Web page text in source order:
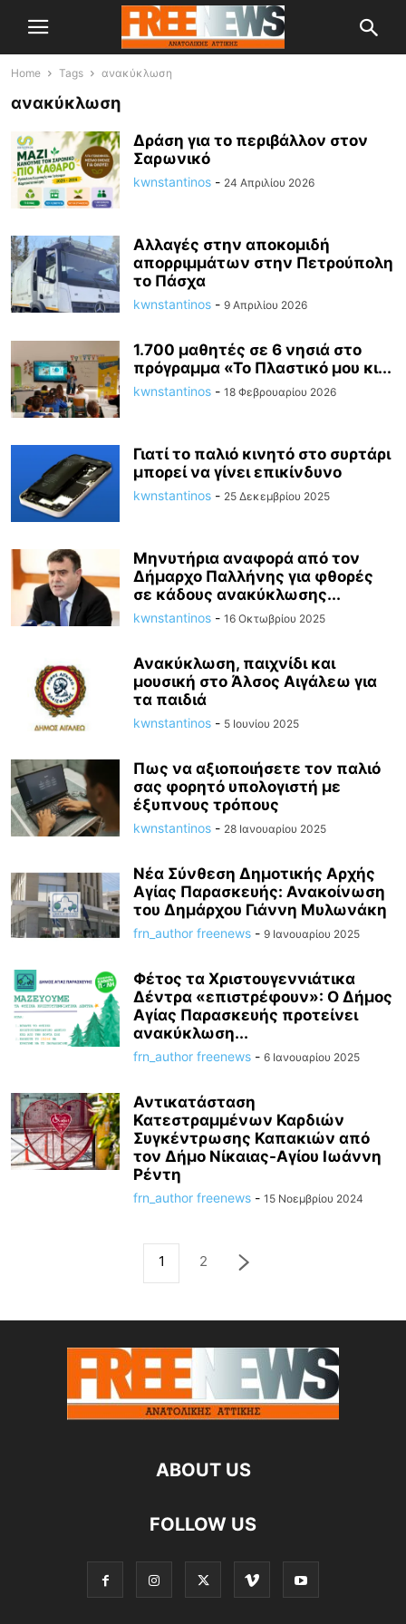
Home Tags ανακύκλωση
ανακύκλωση
Δράση για το περιβάλλον στον
Σαρωνικό
kwnstantinos - 24 Απριλίου 2026
Αλλαγές στην αποκομιδή
απορριμμάτων στην Πετρούπολη
το Πάσχα
kwnstantinos - 9 Απριλίου 2026
1.700 μαθητές σε 6 νησιά στο
πρόγραμμα «Το Πλαστικό μου κι...
kwnstantinos - 18 Φεβρουαρίου 2026
Γιατί το παλιό κινητό στο συρτάρι
μπορεί να γίνει επικίνδυνο
kwnstantinos - 25 Δεκεμβρίου 2025
Μηνυτήρια αναφορά από τον
Δήμαρχο Παλλήνης για φθορές
σε κάδους ανακύκλωσης...
kwnstantinos - 16 Οκτωβρίου 2025
Ανακύκλωση, παιχνίδι και
μουσική στο Άλσος Αιγάλεω για
τα παιδιά
kwnstantinos - 5 Ιουνίου 2025
Πως να αξιοποιήσετε τον παλιό
σας φορητό υπολογιστή με
έξυπνους τρόπους
kwnstantinos - 28 Ιανουαρίου 2025
Νέα Σύνθεση Δημοτικής Αρχής
Αγίας Παρασκευής: Ανακοίνωση
του Δημάρχου Γιάννη Μυλωνάκη
frn_author freenews - 9 Ιανουαρίου 2025
Φέτος τα Χριστουγεννιάτικα
Δέντρα «επιστρέφουν»: Ο Δήμος
Αγίας Παρασκευής προτείνει
ανακύκλωση...
frn_author freenews - 6 Ιανουαρίου 2025
Αντικατάσταση
Κατεστραμμένων Καρδιών
Συγκέντρωσης Καπακιών από
τον Δήμο Νίκαιας-Αγίου Ιωάννη
Ρέντη
frn_author freenews - 15 Νοεμβρίου 2024
1 2
ABOUT US
FOLLOW US